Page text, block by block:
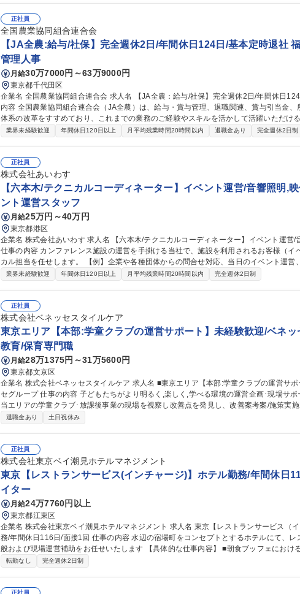
リア】部門内に研究・製造・販売・サプライチェーンを擁し、将来的には専門職の極み
部門のマネジャーなど柔軟なキャリア形成が可能です。 募集職種 PA【東京/製品安全担当(海外化学物質規制対
応)】手当充実/フレックス
正社員
全国農業協同組合連合会
【JA全農:給与/社保】完全週休2日/年間休日124日/基本定時退社
管理人事
月給30万7000円～63万9000円
東京都千代田区
企業名 全国農業協同組合連合会 求人名 【JA全農：給与/社保】完全週休2日/年間休日124日/基本定時退社 仕事の
内容 全国農業協同組合連合会（JA全農）は、給与・賞与管理、退職関連、賞与引当金、
体系の改革をすすめており、これまでの業務のご経験やスキルを活かして活躍いただけ
ご経験・適性・希望をもとに、以下の中から担当いただく業務を決定します。 ■給与・
年間休日124日/基本定時退社
業界未経験歓迎 年間休日120日以上 月平均残業時間20時間以内 退職金あり 完全週休2日制
正社員
株式会社あいわす
【六本木/テクニカルコーディネーター】イベント運営/音響照明,
ント運営スタッフ
月給25万円～40万円
東京都港区
企業名 株式会社あいわす 求人名 【六本木/テクニカルコーディネーター】イベント運営/音響照明,映像の運営管理
仕事の内容 カンファレンス施設の運営を手掛ける当社で、施設を利用されるお客様（イ
カル担当を任せします。 【例】企業や各種団体からの問合せ対応、当日のイベント運営
【イベント当日までの流れ】問い合わせ対応や予約受付→会場の案内→イベント内容・
は指定協力会社への手配、準備→イベント当日の運営(設営から撤収までのディレクシ
かな対応とホスピタリティでお客様にご満足いただいております 募集職種 【六本木/テクニカルコーディネータ
ー】イベント運営/音響照明,映像の運営管理
業界未経験歓迎 年間休日120日以上 月平均残業時間20時間以内 完全週休2日制
正社員
株式会社ベネッセスタイルケア
東京エリア【本部:学童クラブの運営サポート】未経験歓迎/ベネ
教育/保育専門職
月給28万1375円～31万5600円
東京都文京区
企業名 株式会社ベネッセスタイルケア 求人名 ■東京エリア【本部:学童クラブの運営サポート】未経験歓迎/ベネッ
セグループ 仕事の内容 子どもたちがより明るく,楽しく,学べる環境の運営企画･現場サポートをいただきます。担
当エリアの学童クラブ･放課後事業の現場を視察し改善点を発見し、改善案考案/施策実
が複数にわた り貢献実感が持てる業務です。 【具体的には】 ■本部のスタッフとして実際に拠点の保育に入り、
のためのルール設計と運用 ■拠点やサービスに関する保護者･学校･自治体からの問い合
退職金あり 土日祝休み
正社員
株式会社東京ベイ潮見ホテルマネジメント
東京【レストランサービス(インチャージ)】ホテル勤務/年間休日
イター
月給24万7760円以上
東京都江東区
企業名 株式会社東京ベイ潮見ホテルマネジメント 求人名 東京【レストランサービス（インチャージ）】ホテル勤
務/年間休日116日/面接1回 仕事の内容 水辺の宿場町をコンセプトとするホテルにて、レストランサービス業務全
般および現場運営補助をお任せいたします 【具体的な仕事内容】 ■朝食ブッフェにおけるお客様のご案内、料理
補充、テーブルリセット ■アフタヌーンティー、ディナー（アラカルト・コース）の接
転勤なし 完全週休2日制
正社員